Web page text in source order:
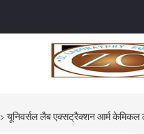
यूनिवर्सल लैब एक्सट्रैक्शन आर्म